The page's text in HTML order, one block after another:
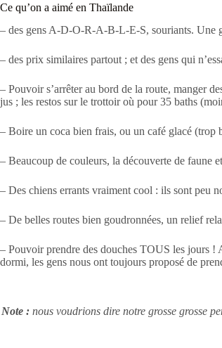
Ce qu’on a aimé en Thaïlande
– des gens A-D-O-R-A-B-L-E-S, souriants. Une
– des prix similaires partout ; et des gens qui
– Pouvoir s’arrêter au bord de la route, manger
jus ; les restos sur le trottoir où pour 35 baths
– Boire un coca bien frais, ou un café glacé (trop
– Beaucoup de couleurs, la découverte de faune
– Des chiens errants vraiment cool : ils sont peu
– De belles routes bien goudronnées, un relief
– Pouvoir prendre des douches TOUS les jours !
dormi, les gens nous ont toujours proposé de
Note : nous voudrions dire notre grosse grosse